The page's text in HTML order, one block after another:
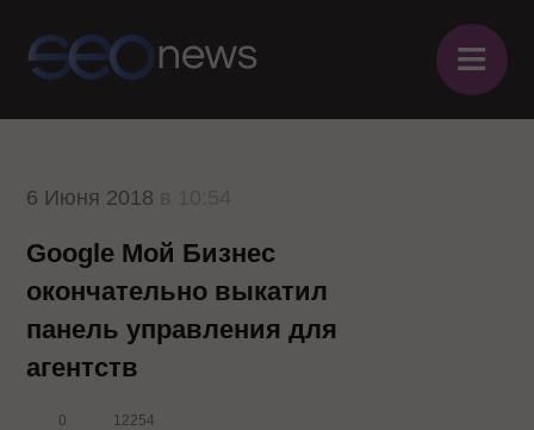
≡
6 Июня 2018
Google Мой Бизнес
окончательно выкатил
панель управления для
агентств
0 12254